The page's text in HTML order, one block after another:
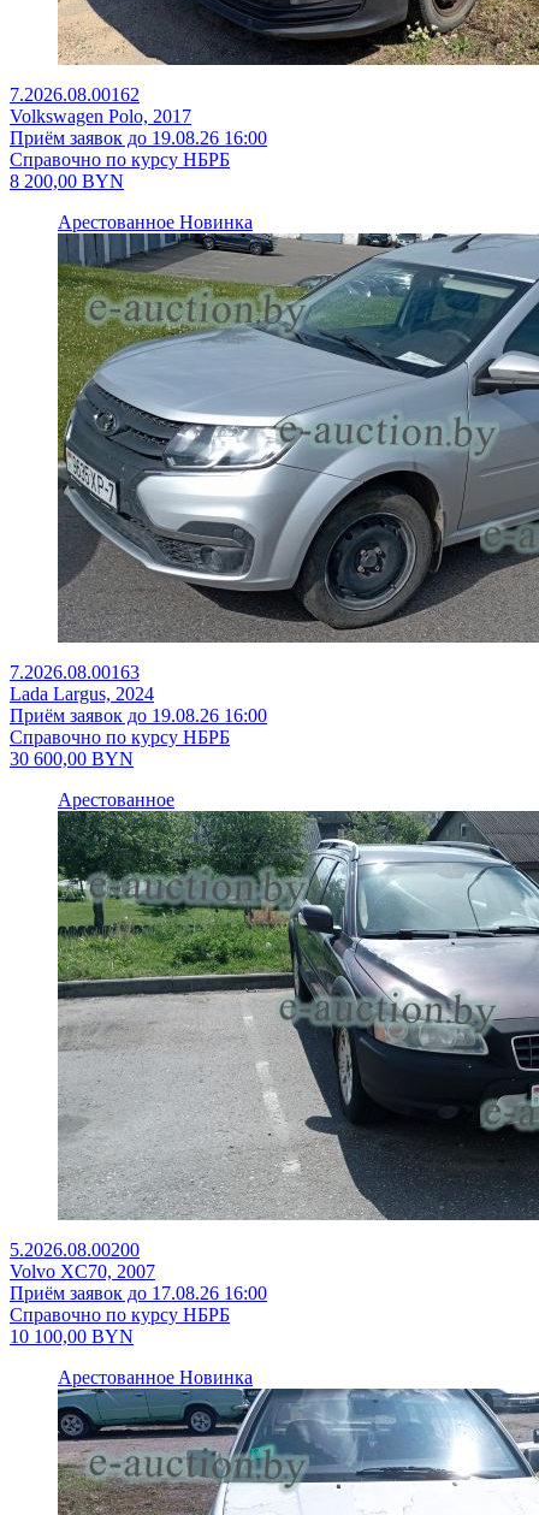
7.2026.08.00162
Volkswagen Polo, 2017
Приём заявок до 19.08.26 16:00
Справочно по курсу НБРБ
8 200,00 BYN
Арестованное Новинка
7.2026.08.00163
Lada Largus, 2024
Приём заявок до 19.08.26 16:00
Справочно по курсу НБРБ
30 600,00 BYN
Арестованное
5.2026.08.00200
Volvo XC70, 2007
Приём заявок до 17.08.26 16:00
Справочно по курсу НБРБ
10 100,00 BYN
Арестованное Новинка